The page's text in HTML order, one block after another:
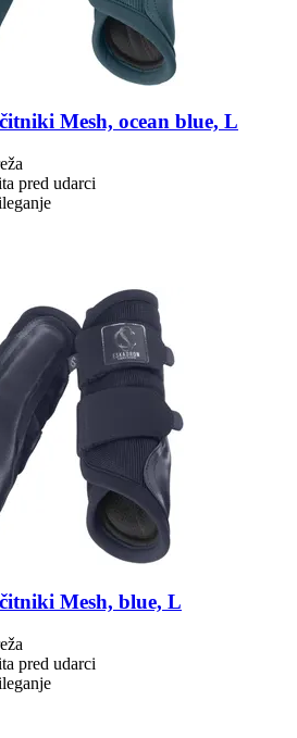
Mesh, ocean blue, L
pred udarci
Mesh, blue, L
pred udarci